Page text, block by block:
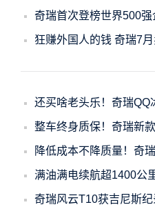
奇瑞首次登榜世界500
狂赚外国人的钱 奇瑞7
还买啥老头乐！奇瑞QQ
整车终身质保！奇瑞新
降低成本不降质量！奇
满油满电续航超1400公
奇瑞风云T10获吉尼斯